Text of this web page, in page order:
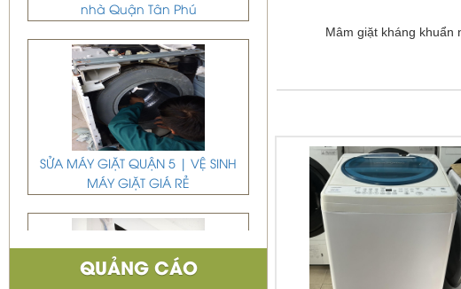
SỬA MÁY GIẶT QUẬN 5 | VỆ SINH
MÁY GIẶT GIÁ RẺ
QUẢNG CÁO
Mâm giặt kháng khuẩn